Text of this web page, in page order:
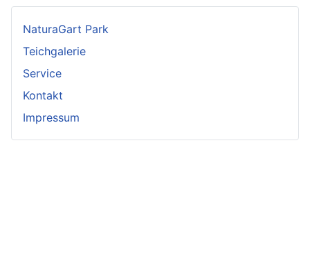
NaturaGart Park
Teichgalerie
Service
Kontakt
Impressum